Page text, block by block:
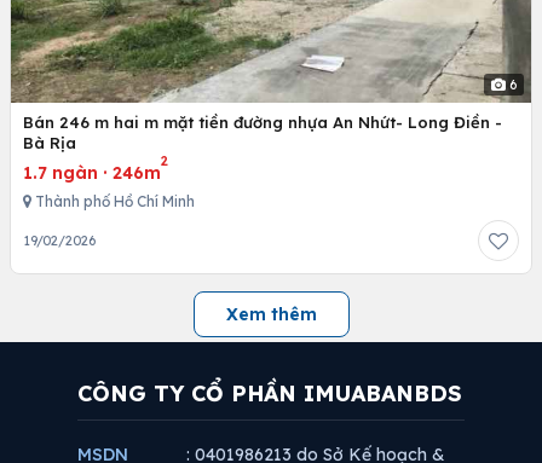
6
Bán 246 m hai m mặt tiền đường nhựa An Nhứt- Long Điền -
Bà Rịa
1.7 ngàn · 246m
2
Thành phố Hồ Chí Minh
19/02/2026
Xem thêm
CÔNG TY CỔ PHẦN IMUABANBDS
MSDN : 0401986213 do Sở Kế hoạch &